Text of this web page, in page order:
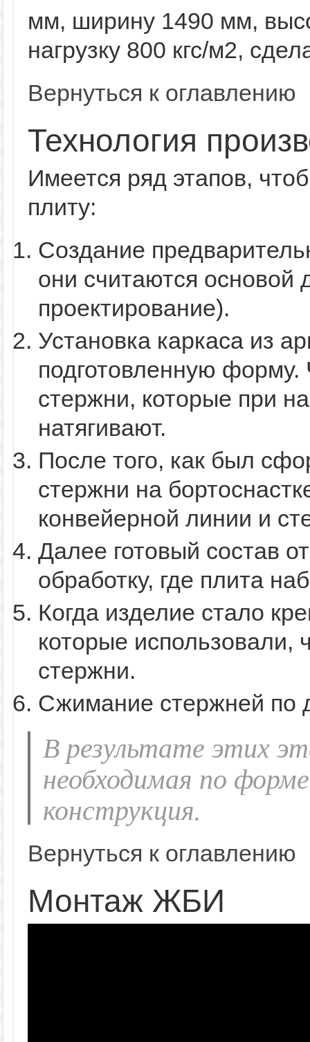
мм, ширину 1490 мм,
нагрузку 800 кгс/м2,
Вернуться к оглавлению
Технология
Имеется ряд этапов,
плиту:
Создание
они считаются основой
проектирование).
Установка каркаса из
подготовленную
стержни, которые при
натягивают.
После того, как был
стержни на
конвейерной линии и
Далее готовый состав
обработку, где плита
Когда изделие стало
которые использовали,
стержни.
Сжимание стержней по
В результате этих
необходимая по
конструкция.
Вернуться к оглавлению
Монтаж ЖБИ